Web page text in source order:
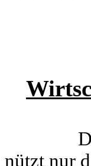
nützt nur